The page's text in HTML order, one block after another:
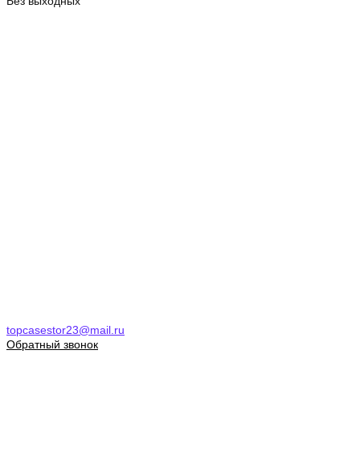
topcasestor23@mail.ru
Обратный звонок